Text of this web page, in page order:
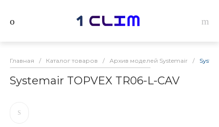
Главная / Каталог товаров / Архив моделей Systemair /
Systemair TOPVEX TR06-L-CAV